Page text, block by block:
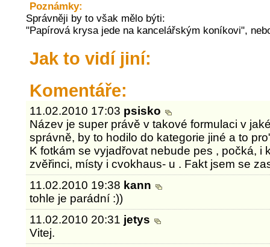
Poznámky:
Správněji by to však mělo býti:
"Papírová krysa jede na kancelářským koníkovi",
Jak to vidí jiní:
Komentáře:
11.02.2010 17:03 psisko
Název je super právě v takové formulaci v
správně, by to hodilo do kategorie jiné a to
K fotkám se vyjadřovat nebude pes , počká, i
zvěřinci, místy i cvokhaus- u . Fakt jsem se
11.02.2010 19:38 kann
tohle je parádní :))
11.02.2010 20:31 jetys
Vitej.